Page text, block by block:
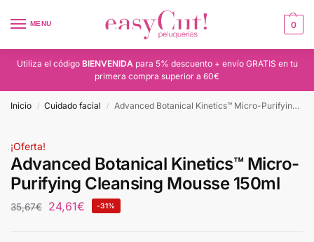
MENU 0
Utiliza el código BIENVENIDApara 5% descuento + envío GRATIS en tu
primera compra superior a 60€
Inicio / Cuidado facial / Advanced Botanical Kinetics™ Micro-Purifying Cleansing Mousse 150ml
¡Oferta!
Advanced Botanical Kinetics™ Micro-
Purifying Cleansing Mousse 150ml
35,67€ 24,61€ -31%